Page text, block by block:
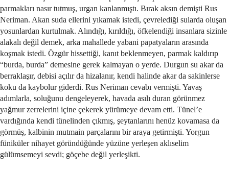
parmakları nasır tutmuş, urgan kanlanmıştı. Bırak aksın demişti Rus
Neriman. Akan suda ellerini yıkamak istedi, çevrelediği sularda oluşan
yosunlardan kurtulmak. Alındığı, kırıldığı, öfkelendiği insanlara sizinle
alakalı değil demek, arka mahallede yabani papatyaların arasında
koşmak istedi. Özgür hissettiği, kanıt beklenmeyen, parmak kaldırıp
“burda, burda” demesine gerek kalmayan o yerde. Durgun su akar da
berraklaşır, debisi açılır da hizalanır, kendi halinde akar da sakinlerse
koku da kaybolur giderdi. Rus Neriman cevabı vermişti. Yavaş
adımlarla, soluğunu dengeleyerek, havada asılı duran görünmez
yağmur zerrelerini içine çekerek yürümeye devam etti. Tünel’e
vardığında kendi tünelinden çıkmış, şeytanlarını henüz kovamasa da
görmüş, kalbinin mutmain parçalarını bir araya getirmişti. Yorgun
füniküler nihayet göründüğünde yüzüne yerleşen aklıselim
gülümsemeyi sevdi; göçebe değil yerleşikti.